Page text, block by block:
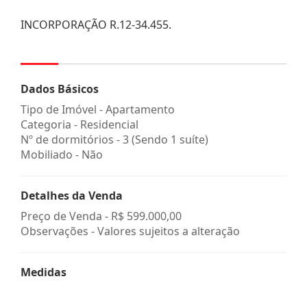
INCORPORAÇÃO R.12-34.455.
Dados Básicos
Tipo de Imóvel - Apartamento
Categoria - Residencial
Nº de dormitórios - 3 (Sendo 1 suíte)
Mobiliado - Não
Detalhes da Venda
Preço de Venda - R$ 599.000,00
Observações - Valores sujeitos a alteração
Medidas